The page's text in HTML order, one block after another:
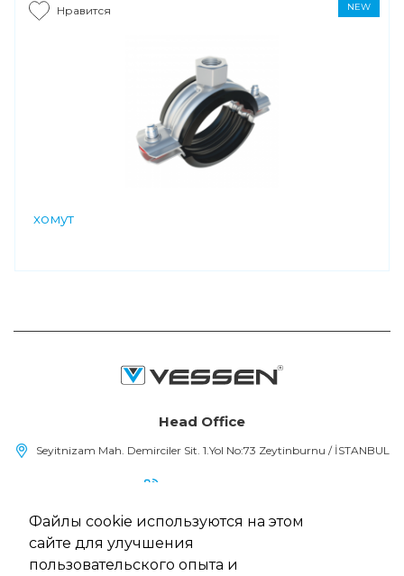
Файлы cookie используются на этом
сайте для улучшения
пользовательского опыта и
NEW
Нравится
хомут
Head Office
Seyitnizam Mah. Demirciler Sit. 1.Yol No:73 Zeytinburnu / İSTANBUL
info@vessen.com